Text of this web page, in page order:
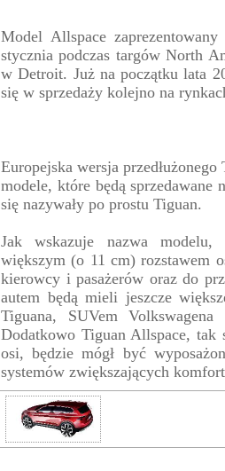
Model Allspace
stycznia podczas targów North
w Detroit. Już na początku lata
się w sprzedaży kolejno na
Europejska wersja
modele, które będą sprzedawane
się nazywały po prostu Tiguan.
Jak wskazuje nazwa modelu,
większym (o 11 cm) rozstawem
kierowcy i pasażerów oraz do
autem będą mieli jeszcze
Tiguana, SUVem
Dodatkowo Tiguan Allspace, tak
osi, będzie mógł być
systemów zwiększających